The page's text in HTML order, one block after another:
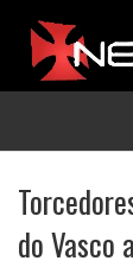
do Vasco